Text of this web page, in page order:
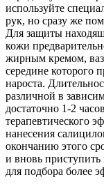
используйте
рук, но сразу же
Для защиты
кожи
жирным кремом,
середине которого
нароста.
различной в
достаточно 1-2
терапевтического
нанесения
окончанию этого
и вновь
для подбора более